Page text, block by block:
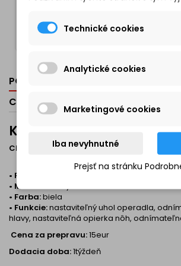
POPIS
CPNP
CASTE OTAZKY (FAQ)
Kozmetické lehátko
Charakteristika:
• Rozmery
• Materiál:umývateľnákoženka
• Farba:biela
• Funkcie:nastaviteľnýuhol operadla,
hlavy, nastaviteľná opierka nôh,
Cena za prepravu:15eur
Dodacia doba:1týždeň
Technické cookies
Analytické cookies
Marketingové cookies
Iba nevyhnutné
Prejsť na stránku